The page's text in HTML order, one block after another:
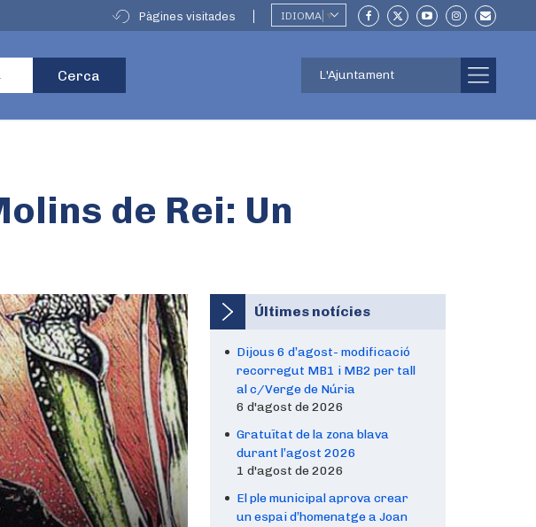
Pàgines visitades IDIOMA ▼
L'Ajuntament
de Rei: Un
Últimes notícies
Dijous 6 d’agost- modificació
recorregut MB1 i MB2 per tall
al c/Verge de Núria
6 d'agost de 2026
Gratuïtat de la zona blava
durant l’agost 2026
1 d'agost de 2026
El ple municipal aprova crear
un espai d’homenatge a Joan